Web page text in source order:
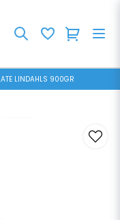
LINDAHLS 900GR